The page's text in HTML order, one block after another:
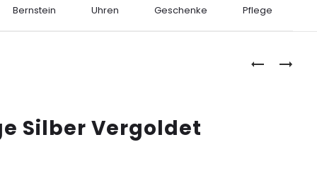
Bernstein Uhren Geschenke Pflege
Silber Vergoldet